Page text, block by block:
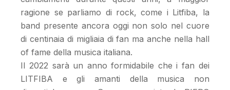
ragione se parliamo di rock, come i Litfiba, la
band presente ancora oggi non solo nel cuore
di centinaia di migliaia di fan ma anche nella hall
of fame della musica italiana.
Il 2022 sarà un anno formidabile che i fan dei
LITFIBA e gli amanti della musica non